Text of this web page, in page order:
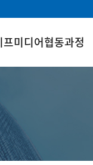
미디어협동과정